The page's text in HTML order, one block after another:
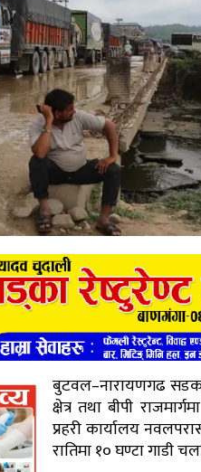
बुटवल–नारायणगढ
क्षेत्र तथा बीपी
प्रहरी कार्यालय
रातिमा १० घण्टा गाडी